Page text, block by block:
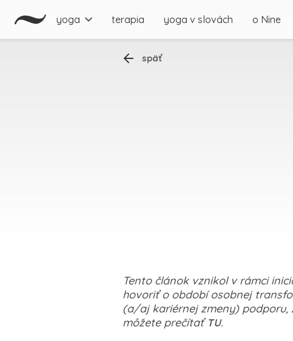
yoga terapia yoga v slovách o Nine
späť
Tento článok vznikol v rámci
hovoriť o období osobnej
(a/aj kariérnej zmeny) podporu,
môžete prečítať TU.